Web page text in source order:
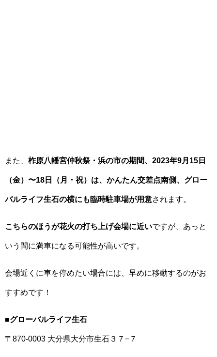
また、 柞原八幡宮仲秋祭・浜の市の期間、2023年9月15日
（金）〜18日（月・祝）は、かんたん交差点南側、グロー
バルライフ生石の横にも臨時駐車場が用意されます。
こちらのほうが花火の打ち上げ会場に近いですが、あっと
いう間に満車になる可能性が高いです。
会場近くに車を停めたい場合には、早めに移動するのがお
すすめです！
■グローバルライフ生石
〒870-0003 大分県大分市生石３７−７